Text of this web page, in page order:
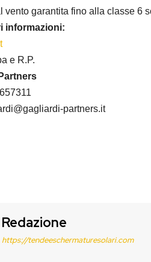
vento garantita fino alla classe 6
informazioni:
e R.P.
partners.it
Redazione
https://tendeeschermaturesolari.com